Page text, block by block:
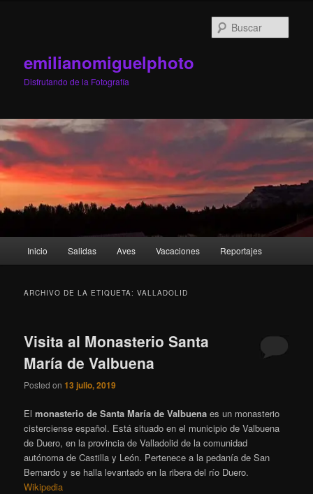
emilianomiguelphoto
Disfrutando de la Fotografía
Inicio Salidas Aves Vacaciones Reportajes
ARCHIVO DE LA ETIQUETA:VALLADOLID
Visita al Monasterio Santa
María de Valbuena
Posted on13 julio, 2019
Elmonasterio de Santa María de Valbuena es un monasterio
cisterciense español. Está situado en el municipio de Valbuena
de Duero, en la provincia de Valladolid de la comunidad
autónoma de Castilla y León. Pertenece a la pedanía de San
Bernardo y se halla levantado en la ribera del río Duero.
Wikipedia